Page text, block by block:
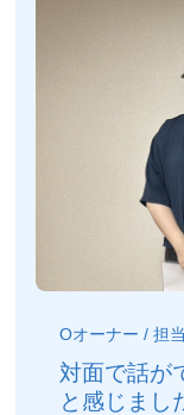
Oオーナー / 担
対面で話が
と感じまし